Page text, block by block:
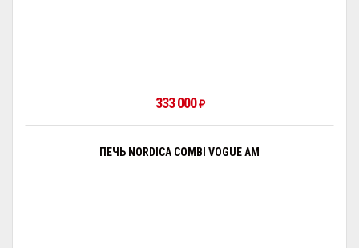
333 000₽
ПЕЧЬ NORDICA COMBI VOGUE AM